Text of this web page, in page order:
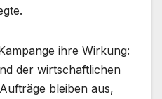
ihre Wirkung:
der wirtschaftlichen
bleiben aus,